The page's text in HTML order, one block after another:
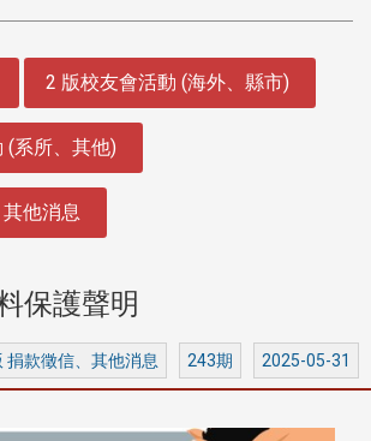
2 版校友會活動 (海外、縣市)
(系所、其他)
他消息
保護聲明
捐款徵信、其他消息 243期 2025-05-31